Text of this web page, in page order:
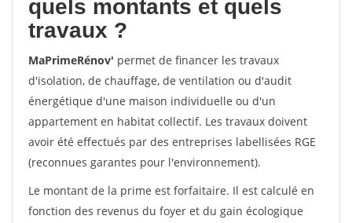
quels montants et quels
travaux ?
MaPrimeRénov' permet de financer les travaux
d'isolation, de chauffage, de ventilation ou d'audit
énergétique d'une maison individuelle ou d'un
appartement en habitat collectif. Les travaux doivent
avoir été effectués par des entreprises labellisées RGE
(reconnues garantes pour l'environnement).
Le montant de la prime est forfaitaire. Il est calculé en
fonction des revenus du foyer et du gain écologique